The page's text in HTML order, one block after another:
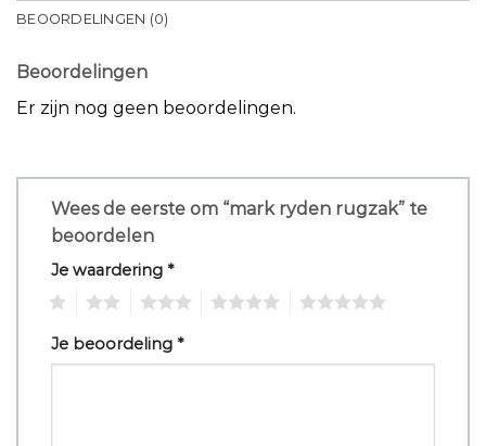
BEOORDELINGEN (0)
Beoordelingen
Er zijn nog geen beoordelingen.
Wees de eerste om “mark ryden rugzak” te
beoordelen
Je waardering *
Je beoordeling *